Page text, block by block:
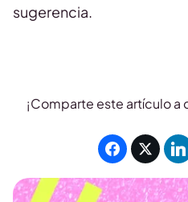
sugerencia.
¡Comparte este artículo a